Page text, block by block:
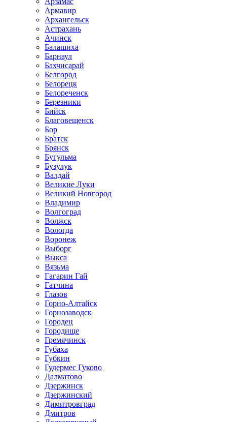
Армавир
Архангельск
Астрахань
Ачинск
Балашиха
Барнаул
Бахчисарай
Белгород
Белорецк
Белореченск
Березники
Бийск
Благовещенск
Бор
Братск
Брянск
Бугульма
Бузулук
Валдай
Великие Луки
Великий Новгород
Владимир
Волгоград
Волжск
Вологда
Воронеж
Выборг
Выкса
Вязьма
Гагарин Гай
Гатчина
Глазов
Горно-Алтайск
Горнозаводск
Городец
Городище
Гремячинск
Губаха
Губкин
Гудермес Гуково
Далматово
Дзержинск
Дзержинский
Димитровград
Дмитров